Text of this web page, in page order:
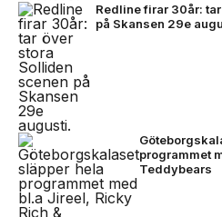
Redline firar 30år:
på Skansen 29e
programmet
Teddybears